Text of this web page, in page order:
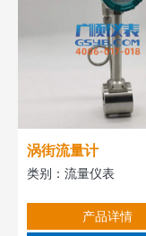
涡街流量计
类别： 流量仪表
产品详情